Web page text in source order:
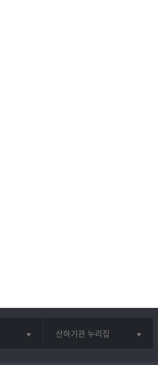
산하기관 누리집